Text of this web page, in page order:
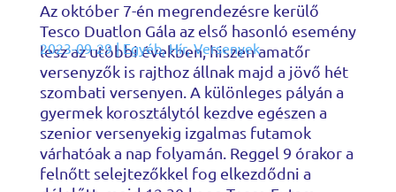
2023-09-29|Egyéb,Hír,Versenyek
Az október 7-én megrendezésre kerülő
Tesco Duatlon Gála az első hasonló esemény
lesz az utóbbi években, hiszen amatőr
versenyzők is rajthoz állnak majd a jövő hét
szombati versenyen. A különleges pályán a
gyermek korosztálytól kezdve egészen a
szenior versenyekig izgalmas futamok
várhatóak a nap folyamán. Reggel 9 órakor a
felnőtt selejtezőkkel fog elkezdődni a